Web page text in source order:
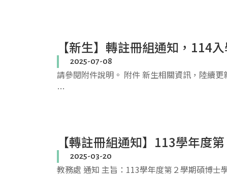
【新生】轉註冊組通知，114
2025-07-08
請參閱附件說明。 附件 新生相關資訊，陸續
…
【轉註冊組通知】113學年度
2025-03-20
教務處 通知 主旨：113學年度第２學期碩博